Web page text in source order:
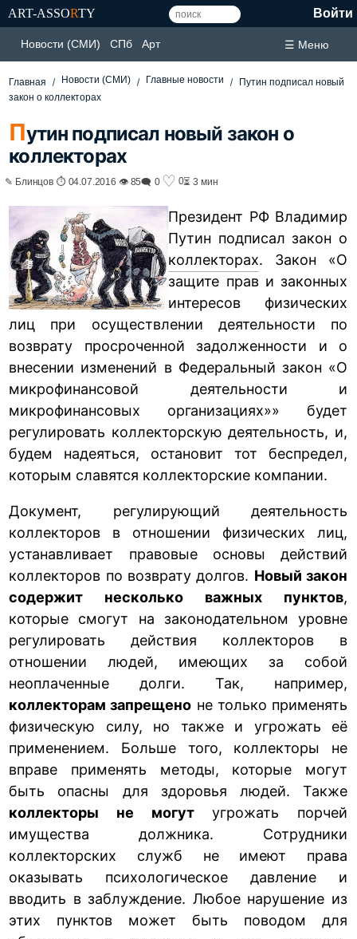
ART-ASSORTY Войти
Новости (СМИ) СПб Арт ☰ Меню
Главная Новости (СМИ) Главные новости
Путин подписал новый
закон о коллекторах
Путин подписал новый закон о
коллекторах
✎ Блинцов ⏱ 04.07.2016 👁 85🗨 0 ♡ 0⏳ 3 мин
Президент РФ Владимир
Путин подписал закон о
коллекторах. Закон «О
защите прав и законных
интересов физических
лиц при осуществлении деятельности по
возврату просроченной задолженности и о
внесении изменений в Федеральный закон «О
микрофинансовой деятельности и
микрофинансовых организациях»» будет
регулировать коллекторскую деятельность, и,
будем надеяться, остановит тот беспредел,
которым славятся коллекторские компании.
Документ, регулирующий деятельность
коллекторов в отношении физических лиц,
устанавливает правовые основы действий
коллекторов по возврату долгов. Новый закон
содержит несколько важных пунктов,
которые смогут на законодательном уровне
регулировать действия коллекторов в
отношении людей, имеющих за собой
неоплаченные долги. Так, например,
коллекторам запрещено не только применять
физическую силу, но также и угрожать её
применением. Больше того, коллекторы не
вправе применять методы, которые могут
быть опасны для здоровья людей. Также
коллекторы не могутугрожать порчей
имущества должника. Сотрудники
коллекторских служб не имеют права
оказывать психологическое давление и
вводить в заблуждение. Любое нарушение из
этих пунктов может быть поводом для